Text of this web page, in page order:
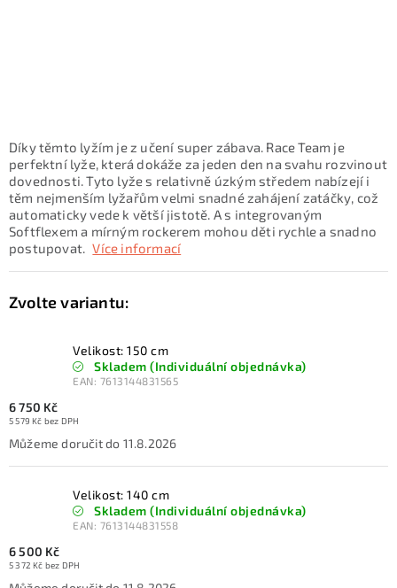
Díky těmto lyžím je z učení super zábava. Race Team je
perfektní lyže, která dokáže za jeden den na svahu rozvinout
dovednosti. Tyto lyže s relativně úzkým středem nabízejí i
těm nejmenším lyžařům velmi snadné zahájení zatáčky, což
automaticky vede k větší jistotě. A s integrovaným
Softflexem a mírným rockerem mohou děti rychle a snadno
postupovat. Více informací
Velikost: 150 cm
Skladem (Individuální objednávka)
EAN: 7613144831565
6 750 Kč
5 579 Kč bez DPH
11.8.2026
Velikost: 140 cm
Skladem (Individuální objednávka)
EAN: 7613144831558
6 500 Kč
5 372 Kč bez DPH